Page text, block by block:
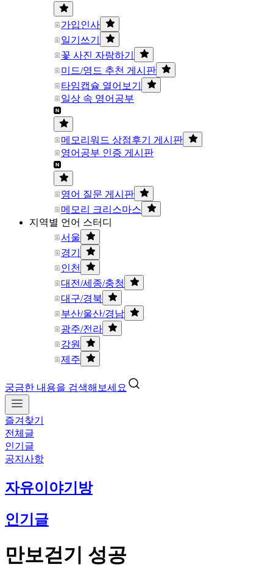
가입인사
일기쓰기
꽃 사진 자랑하기
미드/영드 추천 게시판
타임캡슐 열어보기
일상 속 영어공부
메모리워드 상점후기 게시판
영어공부 인증 게시판
영어 질문 게시판
메모리 크리스마스
지역별 언어 스터디
서울
경기
인천
대전/세종/충청
대구/경북
부산/울산/경남
광주/전라
강원
제주
궁금한 내용을 검색해보세요
즐겨찾기
전체글
인기글
공지사항
자유이야기방
인기글
만보걷기 성공